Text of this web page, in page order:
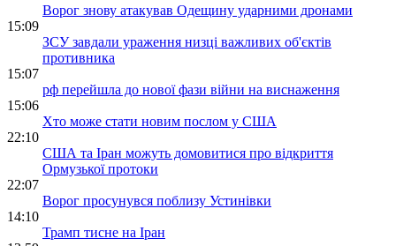
Ворог знову атакував Одещину ударними дронами
15:09
ЗСУ завдали ураження низці важливих об'єктів
противника
15:07
рф перейшла до нової фази війни на виснаження
15:06
Хто може стати новим послом у США
22:10
США та Іран можуть домовитися про відкриття
Ормузької протоки
22:07
Ворог просунувся поблизу Устинівки
14:10
Трамп тисне на Іран